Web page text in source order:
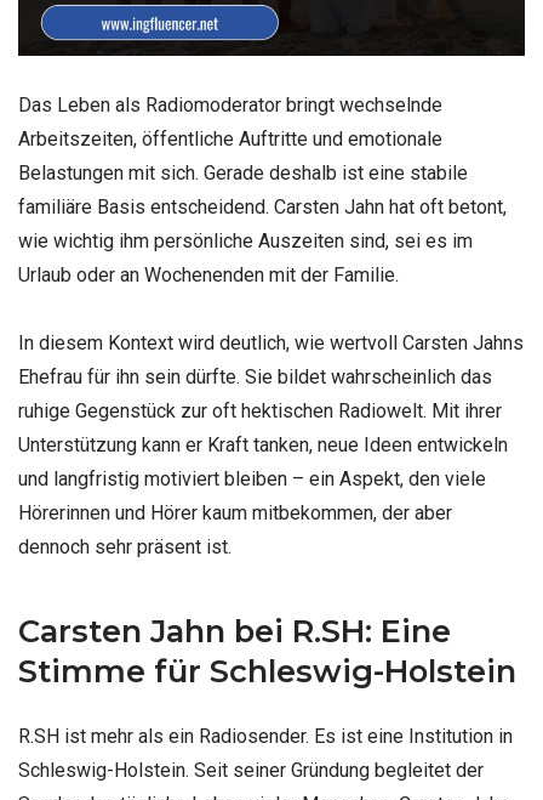
Das Leben als Radiomoderator bringt wechselnde
Arbeitszeiten, öffentliche Auftritte und emotionale
Belastungen mit sich. Gerade deshalb ist eine stabile
familiäre Basis entscheidend. Carsten Jahn hat oft betont,
wie wichtig ihm persönliche Auszeiten sind, sei es im
Urlaub oder an Wochenenden mit der Familie.
In diesem Kontext wird deutlich, wie wertvoll Carsten Jahns
Ehefrau für ihn sein dürfte. Sie bildet wahrscheinlich das
ruhige Gegenstück zur oft hektischen Radiowelt. Mit ihrer
Unterstützung kann er Kraft tanken, neue Ideen entwickeln
und langfristig motiviert bleiben – ein Aspekt, den viele
Hörerinnen und Hörer kaum mitbekommen, der aber
dennoch sehr präsent ist.
Carsten Jahn bei R.SH: Eine
Stimme für Schleswig-Holstein
R.SH ist mehr als ein Radiosender. Es ist eine Institution in
Schleswig-Holstein. Seit seiner Gründung begleitet der